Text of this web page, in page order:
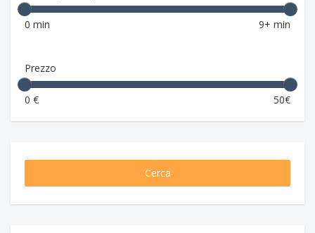
0 min 9+ min
Prezzo
0 € 50€
Cerca